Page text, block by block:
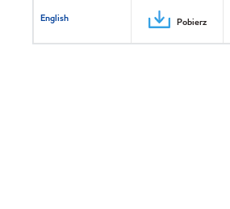
English Pobierz